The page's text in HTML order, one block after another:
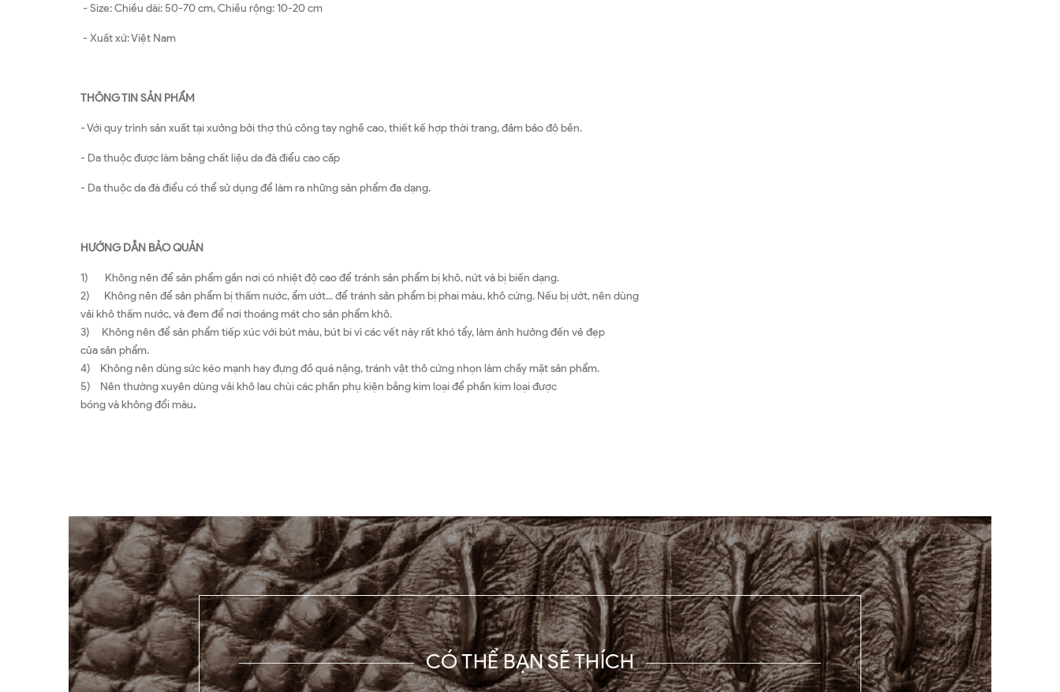
- Size: Chiều dài: 50-70 cm, Chiều rộng: 10-20 cm
- Xuất xứ: Việt Nam
THÔNG TIN SẢN PHẨM
- Với quy trình sản xuất tại xưởng bởi thợ thủ công tay nghề cao, thiết kế hợp thời trang, đảm bảo độ bền.
- Da thuộc được làm bằng chất liệu da đà điểu cao cấp
- Da thuộc da đà điểu có thể sử dụng để làm ra những sản phẩm đa dạng.
HƯỚNG DẪN BẢO QUẢN
1) Không nên để sản phẩm gần nơi có nhiệt độ cao để tránh sản phẩm bị khô, nứt và bị biến dạng.
2) Không nên để sản phẩm bị thấm nước, ẩm ướt... để tránh sản phẩm bị phai màu, khô cứng. Nếu bị ướt, nên dùng
vải khô thấm nước, và đem để nơi thoáng mát cho sản phẩm khô.
3) Không nên để sản phẩm tiếp xúc với bút màu, bút bi vì các vết này rất khó tẩy, làm ảnh hưởng đến vẻ đẹp
của sản phẩm.
4) Không nên dùng sức kéo mạnh hay đựng đồ quá nặng, tránh vật thô cứng nhọn làm chầy mặt sản phẩm.
5) Nên thường xuyên dùng vải khô lau chùi các phần phụ kiện bằng kim loại để phần kim loại được
bóng và không đổi màu.
CÓ THỂ BẠN SẼ THÍCH